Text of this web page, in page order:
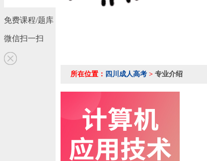
免费课程/题库
微信扫一扫
所在位置： 四川成人高考 > 专业介绍